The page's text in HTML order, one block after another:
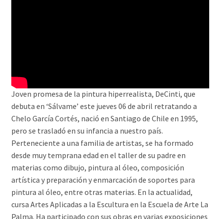
Joven promesa de la pintura hiperrealista, DeCinti, que
debuta en ‘Sálvame’ este jueves 06 de abril retratando a
Chelo García Cortés, nació en Santiago de Chile en 1995,
pero se trasladó en su infancia a nuestro país.
Perteneciente a una familia de artistas, se ha formado
desde muy temprana edad en el taller de su padre en
materias como dibujo, pintura al óleo, composición
artística y preparación y enmarcación de soportes para
pintura al óleo, entre otras materias. En la actualidad,
cursa Artes Aplicadas a la Escultura en la Escuela de Arte La
Palma. Ha participado con sus obras en varias exposiciones